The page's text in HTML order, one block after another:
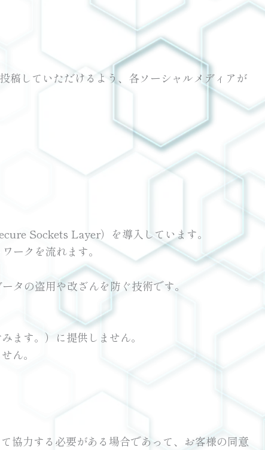
していただけるよう、各ソーシャルメディアが
Sockets Layer）を導入しています。
ークを流れます。
の盗用や改ざんを防ぐ技術です。
ます。）に提供しません。
ん。
協力する必要がある場合であって、お客様の同意